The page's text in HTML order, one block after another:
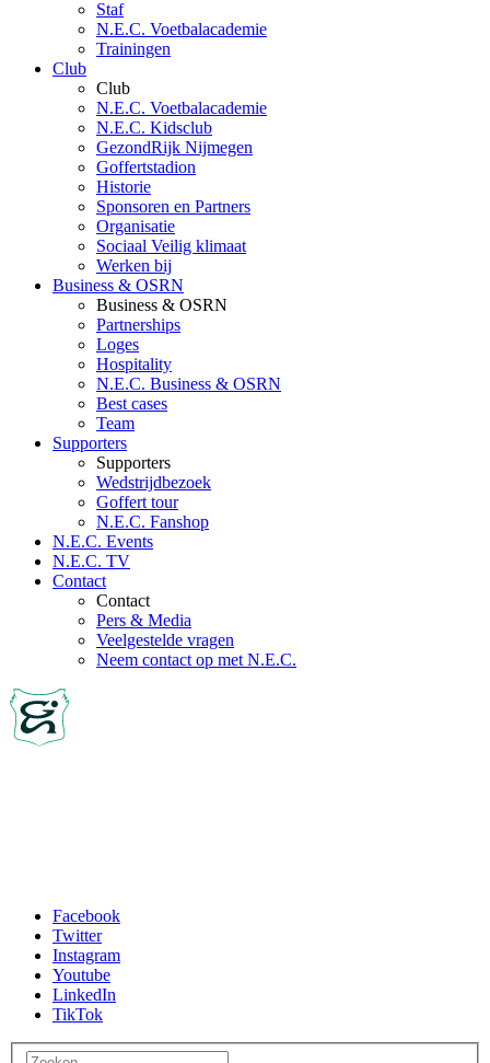
Staf
N.E.C. Voetbalacademie
Trainingen
Club
Club
N.E.C. Voetbalacademie
N.E.C. Kidsclub
GezondRijk Nijmegen
Goffertstadion
Historie
Sponsoren en Partners
Organisatie
Sociaal Veilig klimaat
Werken bij
Business & OSRN
Business & OSRN
Partnerships
Loges
Hospitality
N.E.C. Business & OSRN
Best cases
Team
Supporters
Supporters
Wedstrijdbezoek
Goffert tour
N.E.C. Fanshop
N.E.C. Events
N.E.C. TV
Contact
Contact
Pers & Media
Veelgestelde vragen
Neem contact op met N.E.C.
Facebook
Twitter
Instagram
Youtube
LinkedIn
TikTok